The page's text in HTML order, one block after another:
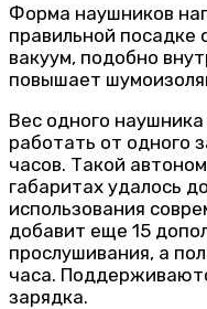
Форма наушников
правильной
вакуум, подобно
повышает
Вес одного
работать от одного
часов. Такой
габаритах удалось
использования
добавит еще 15
прослушивания, а
часа.
зарядка.